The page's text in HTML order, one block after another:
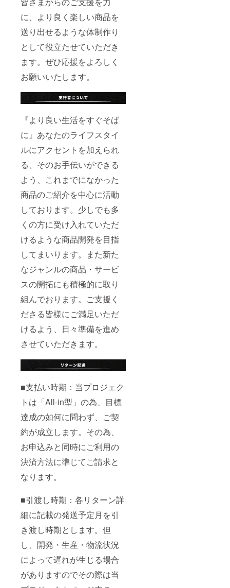
に、より良く楽しい商品を
送り出せるような体制作り
として役立たせていただき
ます。ぜひ応援をよろしく
お願いいたします。
『より良い生活をすぐそば
に』あなたのライフスタイ
ルにアクセントを加えられ
る、そのお手伝いができる
よう、これまでになかった
商品のご紹介を中心に活動
しております。少しでも多
くの方に受け入れていただ
けるような商品開発を目指
してまいります。また新た
なジャンルの商品・サービ
スの開拓にも積極的に取り
組んでおります。ご支援く
ださる皆様にご満足いただ
けるよう、日々準備を進め
させていただきます。
■支払い時期：当プロジェク
トは「All-in型」の為、目標
達成の如何に問わず、ご契
約が成立します。その為、
お申込みと同時にご利用の
決済方法に準じてご請求と
なります。
■引渡し時期：各リターン詳
細に記載の発送予定月を引
き渡し時期とします。但
し、開発・生産・物流状況
によって遅れが生じる場合
がありますのでその際は当